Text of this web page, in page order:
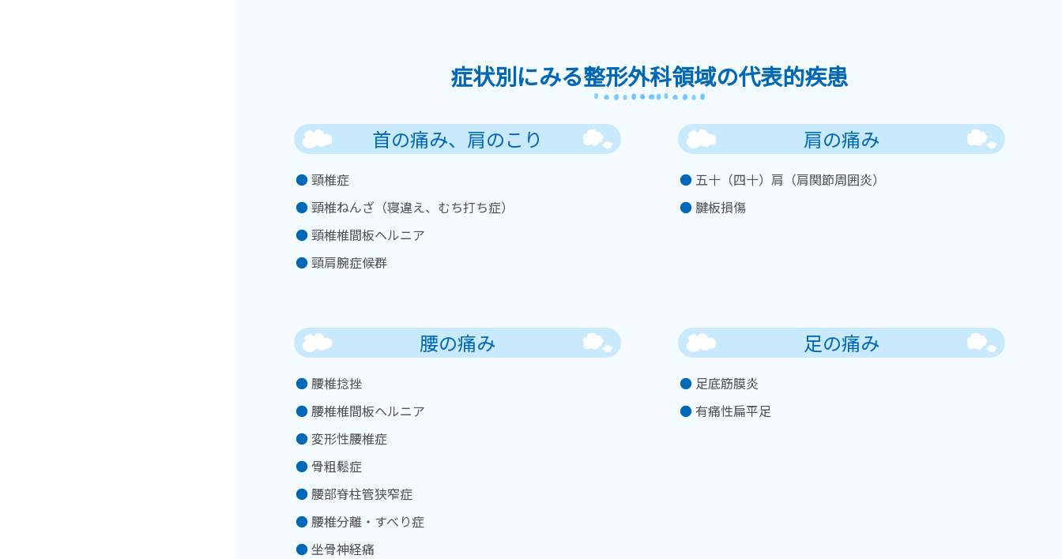
症状別にみる整形外科領域の代表的疾患
首の痛み、肩のこり
頸椎症
頸椎ねんざ（寝違え、むち打ち症）
頸椎椎間板ヘルニア
頸肩腕症候群
肩の痛み
五十（四十）肩（肩関節周囲炎）
腱板損傷
腰の痛み
腰椎捻挫
腰椎椎間板ヘルニア
変形性腰椎症
骨粗鬆症
腰部脊柱管狭窄症
腰椎分離・すべり症
坐骨神経痛
足の痛み
足底筋膜炎
有痛性扁平足